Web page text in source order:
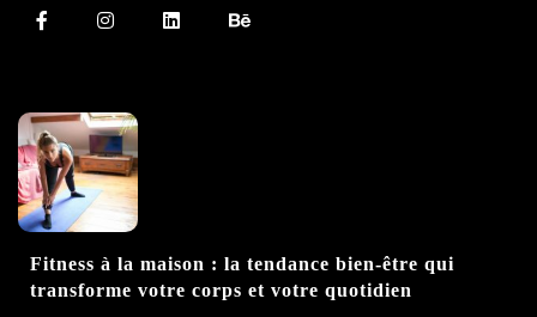
Fitness à la maison : la tendance bien-être qui
transforme votre corps et votre quotidien